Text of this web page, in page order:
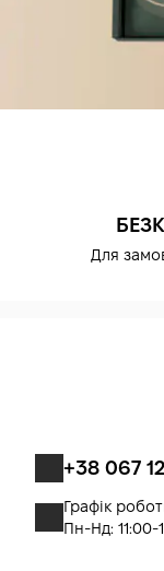
Для
+38 067
Графік
Пн-Нд: 11:00-